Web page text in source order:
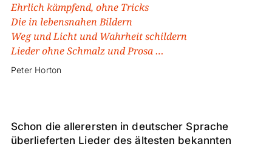
Ehrlich kämpfend, ohne Tricks
Die in lebensnahen Bildern
Weg und Licht und Wahrheit schildern
Lieder ohne Schmalz und Prosa …
Peter Horton
Schon die allerersten in deutscher Sprache
überlieferten Lieder des ältesten bekannten